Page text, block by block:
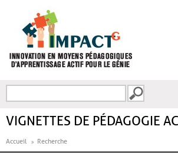
FORMULAIRE DE
VIGNETTES DE PÉDAGOGIE
Accueil Recherche